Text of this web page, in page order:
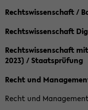
Rechtswissenschaft /
Rechtswissenschaft
Rechtswissenschaft
2023) / Staatsprüfung
Recht und
Recht und